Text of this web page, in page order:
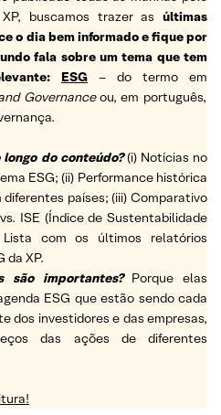
buscamos trazer as últimas
o dia bem informado e fique por
fala sobre um tema que tem
ESG
– do termo em
Governanceou, em português,
do conteúdo? (i) Notícias no
ESG; (ii) Performance histórica
países; (iii) Comparativo
ISE (Índice de Sustentabilidade
com os últimos relatórios
da XP.
são importantes? Porque elas
ESG que estão sendo cada
dos investidores e das empresas,
das ações de diferentes